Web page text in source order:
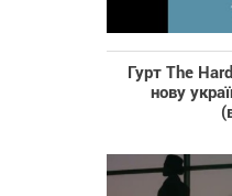
Гурт The
нову